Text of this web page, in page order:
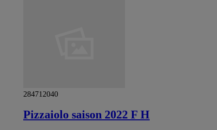
284712040
Pizzaiolo saison 2022 F H